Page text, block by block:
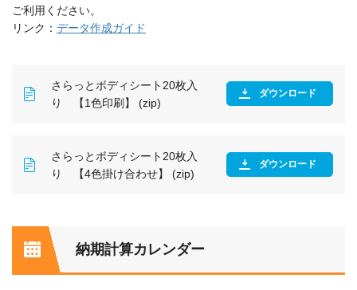
ご利用ください。
リンク： データ作成ガイド
さらっとボディシート20枚入
り 【1色印刷】 (zip)
ダウンロード
さらっとボディシート20枚入
り 【4色掛け合わせ】 (zip)
ダウンロード
納期計算カレンダー